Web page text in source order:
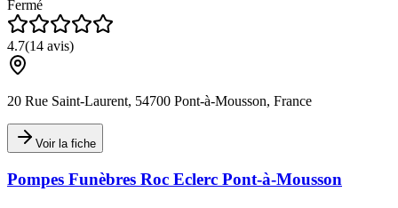
Fermé
4.7(14 avis)
20 Rue Saint-Laurent, 54700 Pont-à-Mousson, France
Voir la fiche
Pompes Funèbres Roc Eclerc Pont-à-Mousson